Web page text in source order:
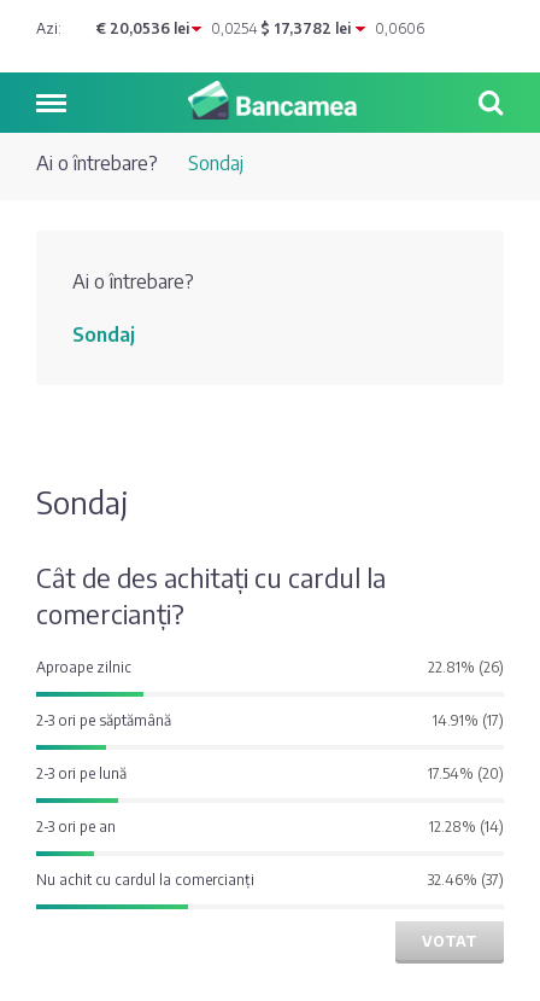
Azi: € 20,0536 lei 0,0254 $ 17,3782 lei 0,0606
bancher
Joburi
zilei
Citatul
zilei
Depozite
Eximbank
FinComBank
Maib
Moldindconbank
întrebare?
Ai o întrebare? Sondaj
Ai o întrebare?
Sondaj
Sondaj
Cât de des achitați cu cardul la
comercianți?
22.81% (26)
Aproape zilnic
14.91% (17)
2-3 ori pe săptămână
17.54% (20)
2-3 ori pe lună
12.28% (14)
2-3 ori pe an
32.46% (37)
Nu achit cu cardul la comercianți
VOTAT